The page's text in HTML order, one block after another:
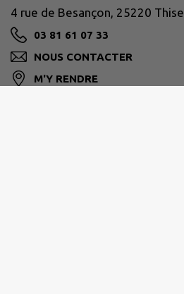
4 rue de Besançon, 25220 Thise
03 81 61 07 33
NOUS CONTACTER
M'Y RENDRE